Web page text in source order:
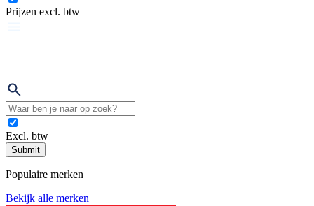
Prijzen excl. btw
Excl. btw
Submit
Populaire merken
Bekijk alle merken